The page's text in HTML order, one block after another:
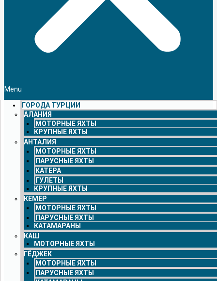
Menu
ГОРОДА ТУРЦИИ
АЛАНИЯ
МОТОРНЫЕ ЯХТЫ
КРУПНЫЕ ЯХТЫ
АНТАЛИЯ
МОТОРНЫЕ ЯХТЫ
ПАРУСНЫЕ ЯХТЫ
КАТЕРА
ГУЛЕТЫ
КРУПНЫЕ ЯХТЫ
КЕМЕР
МОТОРНЫЕ ЯХТЫ
ПАРУСНЫЕ ЯХТЫ
КАТАМАРАНЫ
КАШ
МОТОРНЫЕ ЯХТЫ
ГЁДЖЕК
МОТОРНЫЕ ЯХТЫ
ПАРУСНЫЕ ЯХТЫ